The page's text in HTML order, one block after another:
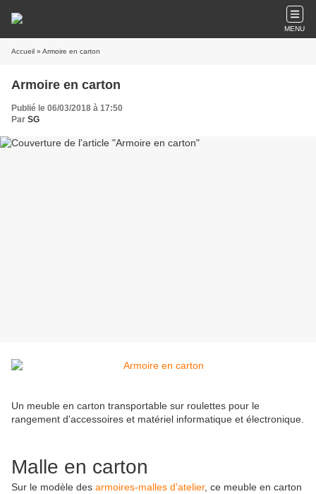
MENU
Accueil » Armoire en carton
Armoire en carton
Publié le 06/03/2018 à 17:50
Par SG
Un meuble en carton transportable sur roulettes pour le
rangement d'accessoires et matériel informatique et électronique.
Malle en carton
Sur le modèle des armoires-malles d'atelier, ce meuble en carton